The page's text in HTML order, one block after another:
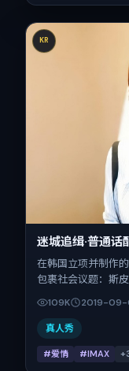
KR
迷城追缉·普通话
在韩国立项并制作
包裹社会议题：斯
怡、王景春、吴京
之一。上映时间：
实质感与类型片结
109K 2019-
真人秀
#爱情 #IMAX +